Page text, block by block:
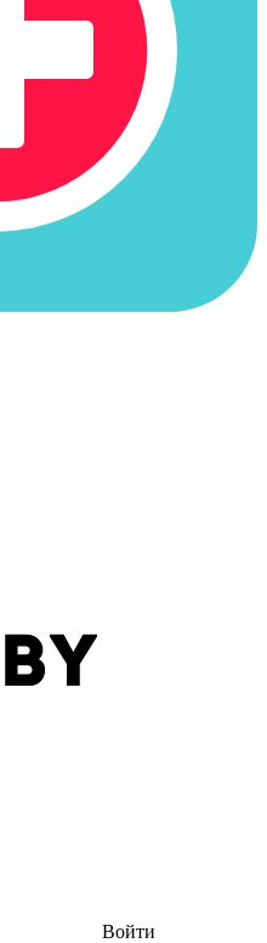
Войти